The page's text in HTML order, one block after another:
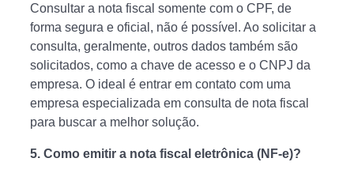
Consultar a nota fiscal somente com o CPF, de
forma segura e oficial, não é possível. Ao solicitar a
consulta, geralmente, outros dados também são
solicitados, como a chave de acesso e o CNPJ da
empresa. O ideal é entrar em contato com uma
empresa especializada em consulta de nota fiscal
para buscar a melhor solução.
5. Como emitir a nota fiscal eletrônica (NF-e)?